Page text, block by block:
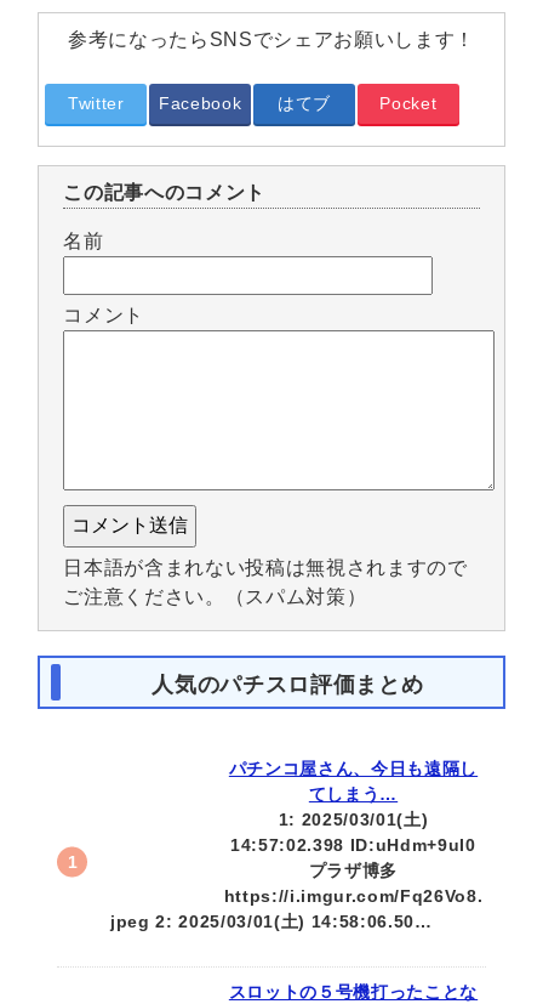
参考になったらSNSでシェアお願いします！
Twitter Facebook はてブ Pocket
この記事へのコメント
名前
コメント
日本語が含まれない投稿は無視されますので
ご注意ください。（スパム対策）
人気のパチスロ評価まとめ
パチンコ屋さん、今日も遠隔し
てしまう…
1: 2025/03/01(土)
14:57:02.398 ID:uHdm+9uI0
プラザ博多
https://i.imgur.com/Fq26Vo8.
jpeg 2: 2025/03/01(土) 14:58:06.50…
スロットの５号機打ったことな